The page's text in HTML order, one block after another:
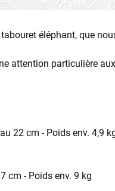
éléphant, que
attention particulière
22 cm - Poids env. 4,9
cm - Poids env. 9 kg